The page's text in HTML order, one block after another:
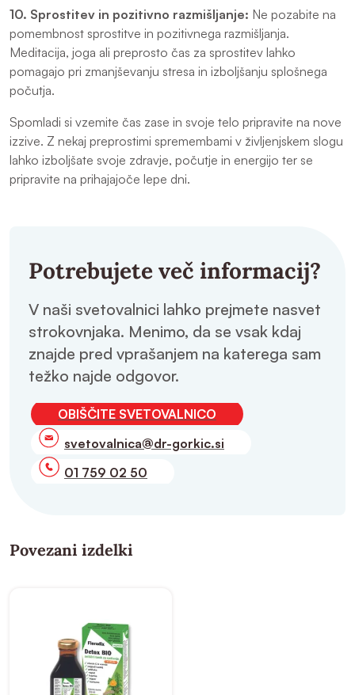
10. Sprostitev in pozitivno razmišljanje: Ne pozabite na
pomembnost sprostitve in pozitivnega razmišljanja.
Meditacija, joga ali preprosto čas za sprostitev lahko
pomagajo pri zmanjševanju stresa in izboljšanju splošnega
počutja.
Spomladi si vzemite čas zase in svoje telo pripravite na nove
izzive. Z nekaj preprostimi spremembami v življenjskem slogu
lahko izboljšate svoje zdravje, počutje in energijo ter se
pripravite na prihajajoče lepe dni.
Potrebujete več informacij?
V naši svetovalnici lahko prejmete nasvet
strokovnjaka. Menimo, da se vsak kdaj
znajde pred vprašanjem na katerega sam
težko najde odgovor.
OBIŠČITE SVETOVALNICO
svetovalnica@dr-gorkic.si
01 759 02 50
Povezani izdelki